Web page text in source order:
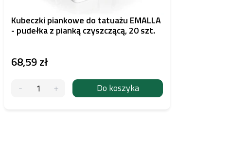
Kubeczki piankowe do tatuażu EMALLA
- pudełka z pianką czyszczącą, 20 szt.
68,59 zł
Do koszyka